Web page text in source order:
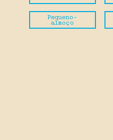
Pequeno-
almoço